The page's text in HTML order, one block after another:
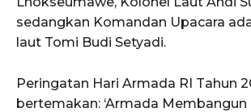
sedangkan Komandan Upacara
laut Tomi Budi Setyadi.
Peringatan Hari Armada RI Tahun
bertemakan: ‘Armada